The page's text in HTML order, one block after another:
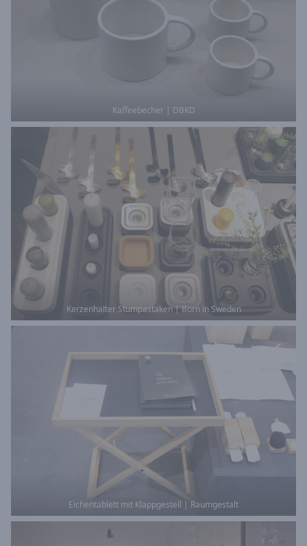
Kaffeebecher | DBKD
Kerzenhalter Stumpastaken | Born in Sweden
Eichentablett mit Klappgestell | Raumgestalt